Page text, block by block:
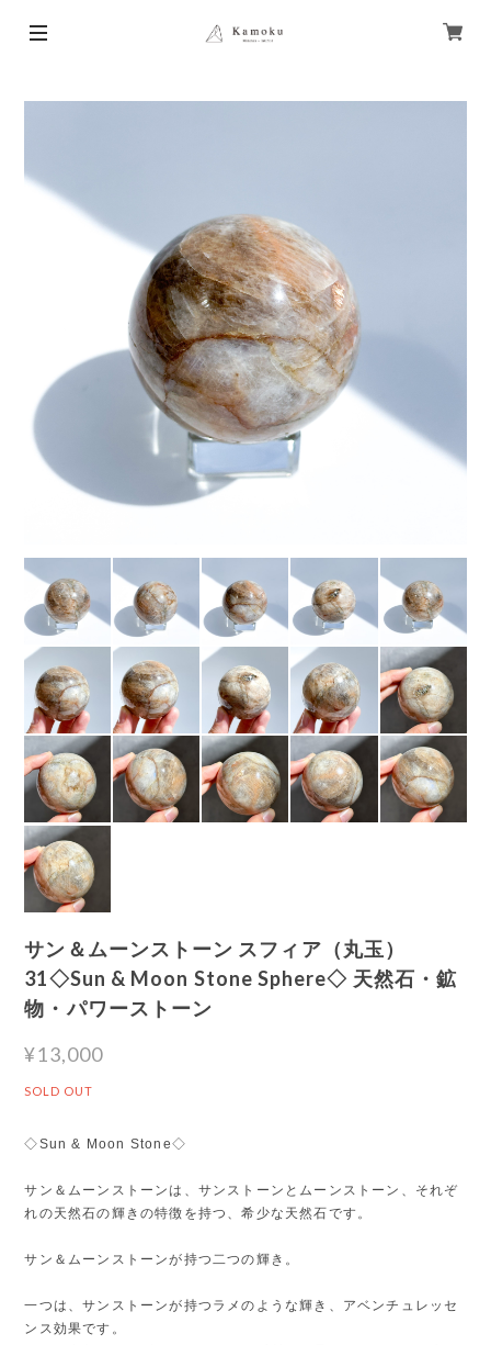
サン＆ムーンストーン スフィア（丸玉）
31◇Sun & Moon Stone Sphere◇ 天然石・鉱
物・パワーストーン
¥13,000
SOLD OUT
◇Sun & Moon Stone◇
サン＆ムーンストーンは、サンストーンとムーンストーン、それぞ
れの天然石の輝きの特徴を持つ、希少な天然石です。
サン＆ムーンストーンが持つ二つの輝き。
一つは、サンストーンが持つラメのような輝き、アベンチュレッセ
ンス効果です。